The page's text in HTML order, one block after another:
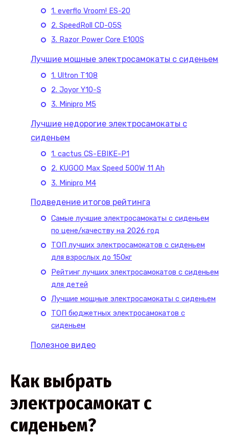
1. everflo Vroom! ES-20
2. SpeedRoll CD-05S
3. Razor Power Core E100S
Лучшие мощные электросамокаты с сиденьем
1. Ultron T108
2. Joyor Y10-S
3. Minipro M5
Лучшие недорогие электросамокаты с
сиденьем
1. cactus CS-EBIKE-P1
2. KUGOO Max Speed 500W 11 Ah
3. Minipro M4
Подведение итогов рейтинга
Самые лучшие электросамокаты с сиденьем
по цене/качеству на 2026 год
ТОП лучших электросамокатов с сиденьем
для взрослых до 150кг
Рейтинг лучших электросамокатов с сиденьем
для детей
Лучшие мощные электросамокаты с сиденьем
ТОП бюджетных электросамокатов с
сиденьем
Полезное видео
Как выбрать
электросамокат с
сиденьем?